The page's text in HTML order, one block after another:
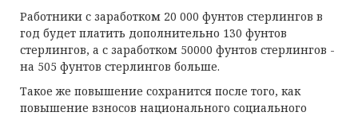
Работники с заработком 20 000 фунтов стерлингов в
год будет платить дополнительно 130 фунтов
стерлингов, а с заработком 50000 фунтов стерлингов -
на 505 фунтов стерлингов больше.
Такое же повышение сохранится после того, как
повышение взносов национального социального